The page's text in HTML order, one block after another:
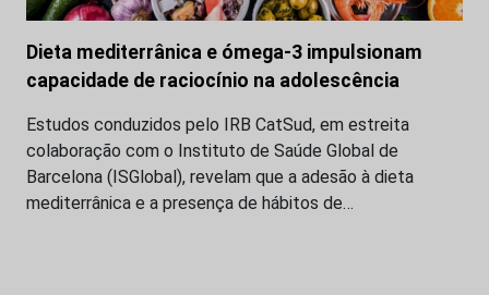
Dieta mediterrânica e ómega-3 impulsionam
capacidade de raciocínio na adolescência
Estudos conduzidos pelo IRB CatSud, em estreita
colaboração com o Instituto de Saúde Global de
Barcelona (ISGlobal), revelam que a adesão à dieta
mediterrânica e a presença de hábitos de…